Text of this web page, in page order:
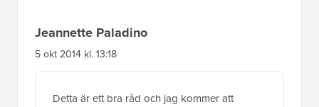
Jeannette Paladino
5 okt 2014 kl. 13:18
Detta är ett bra råd och jag kommer att